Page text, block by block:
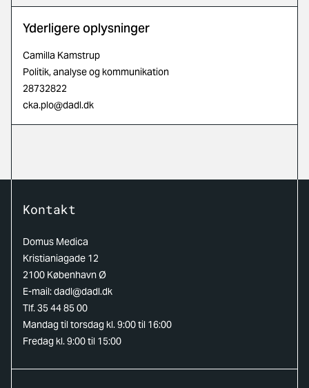
Yderligere oplysninger
Camilla Kamstrup
Politik, analyse og kommunikation
28732822
cka.plo@dadl.dk
Kontakt
Domus Medica
Kristianiagade 12
2100 København Ø
E-mail:dadl@dadl.dk
Tlf. 35 44 85 00
Mandag til torsdag kl. 9:00 til 16:00
Fredag kl. 9:00 til 15:00